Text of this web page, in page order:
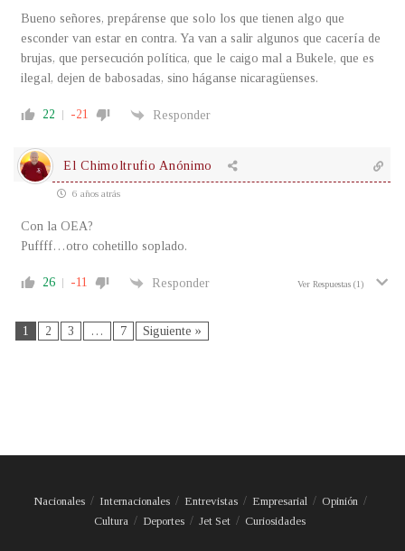
Bueno señores, prepárense que solo los que tienen algo que
esconder van estar en contra. Ya van a salir algunos que cacería de
brujas, que persecución política, que le caigo mal a Bukele, que es
ilegal, dejen de babosadas, sino háganse nicaragüenses.
22 -21 Responder
El Chimoltrufio Anónimo
6 años atrás
Con la OEA?
Puffff…otro cohetillo soplado.
26 -11 Responder Ver Respuestas (1)
1 2 3 … 7 Siguiente »
Nacionales Internacionales Entrevistas Empresarial
Opinión
Cultura
Deportes Jet Set Curiosidades